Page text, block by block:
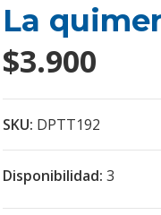
La
$3.900
SKU: DPTT192
Disponibilidad: 3